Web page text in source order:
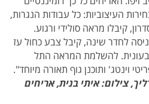
העיצוביות: כל עבודות הנגרות,
קיבלו מראה סולידי ורגוע.
לחדר שינה, קיבל צבע כחול עז
להשלמת המראה התל
וינטג' ותוכנן גוף תאורה מיוחד".
צילום: איתי בנית, אריחים